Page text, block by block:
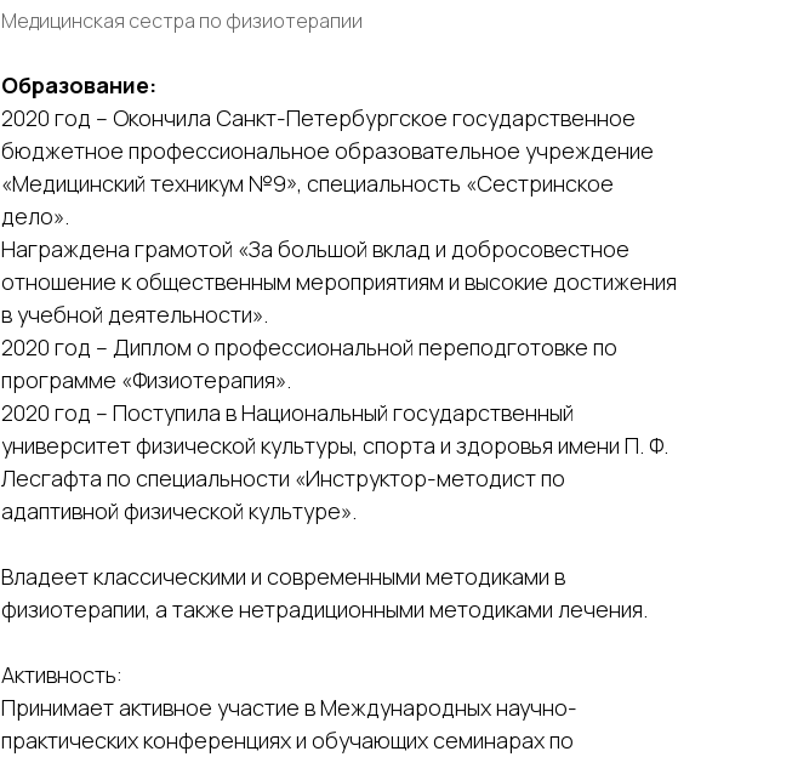
Медицинская сестра по физиотерапии
Образование:
2020 год – Окончила Санкт-Петербургское государственное
бюджетное профессиональное образовательное учреждение
«Медицинский техникум №9», специальность «Сестринское
дело».
Награждена грамотой «За большой вклад и добросовестное
отношение к общественным мероприятиям и высокие достижения
в учебной деятельности».
2020 год – Диплом о профессиональной переподготовке по
программе «Физиотерапия».
2020 год – Поступила в Национальный государственный
университет физической культуры, спорта и здоровья имени П. Ф.
Лесгафта по специальности «Инструктор-методист по
адаптивной физической культуре».
Владеет классическими и современными методиками в
физиотерапии, а также нетрадиционными методиками лечения.
Активность:
Принимает активное участие в Международных научно-
практических конференциях и обучающих семинарах по